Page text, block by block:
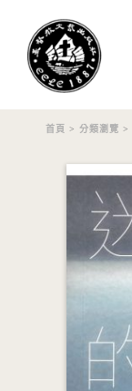
首頁 > 分類瀏覽 >